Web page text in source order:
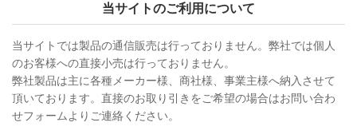
当サイトのご利用について
当サイトでは製品の通信販売は行っておりません。弊社では個人
のお客様への直接小売は行っておりません。
弊社製品は主に各種メーカー様、商社様、事業主様へ納入させて
頂いております。直接のお取り引きをご希望の場合はお問い合わ
せフォームよりご連絡ください。